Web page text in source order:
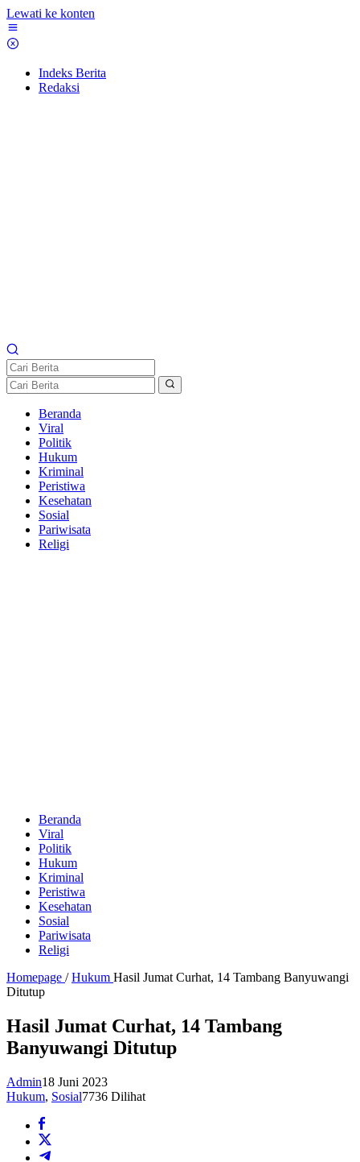
Lewati ke konten
Indeks Berita
Redaksi
Beranda
Viral
Politik
Hukum
Kriminal
Peristiwa
Kesehatan
Sosial
Pariwisata
Religi
Beranda
Viral
Politik
Hukum
Kriminal
Peristiwa
Kesehatan
Sosial
Pariwisata
Religi
Homepage / Hukum Hasil Jumat Curhat, 14 Tambang Banyuwangi
Ditutup
Hasil Jumat Curhat, 14 Tambang
Banyuwangi Ditutup
Admin18 Juni 2023
Hukum, Sosial7736 Dilihat